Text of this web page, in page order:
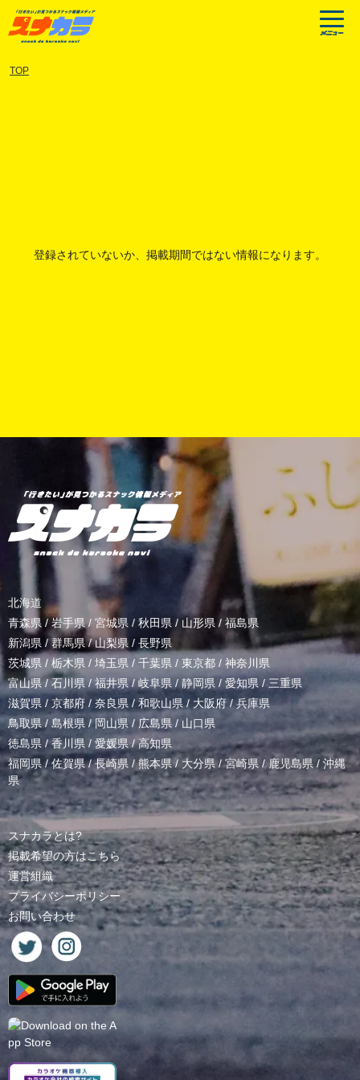
TOP
登録されていないか、掲載期間ではない情報になります。
北海道
青森県 /岩手県/ 宮城県 / 秋田県 / 山形県 / 福島県
新潟県 /群馬県/山梨県 / 長野県
茨城県 / 栃木県 / 埼玉県 / 千葉県 / 東京都 / 神奈川県
富山県 /石川県 / 福井県/岐阜県 / 静岡県 / 愛知県 / 三重県
滋賀県 / 京都府 / 奈良県 / 和歌山県 / 大阪府 /兵庫県
鳥取県 / 島根県 /岡山県/ 広島県 / 山口県
徳島県 /香川県 / 愛媛県/高知県
福岡県 / 佐賀県/長崎県 /熊本県 / 大分県/宮崎県 / 鹿児島県 / 沖縄
県
スナカラとは?
掲載希望の方はこちら
運営組織
プライバシーポリシー
お問い合わせ